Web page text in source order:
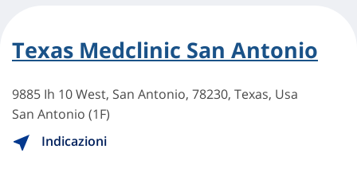
Texas Medclinic San Antonio
9885 Ih 10 West, San Antonio, 78230, Texas, Usa
San Antonio (1F)
Indicazioni